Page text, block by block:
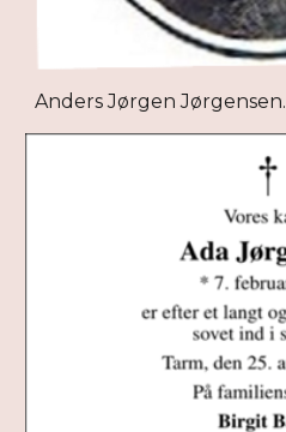
Anders Jørgen Jørgensen.